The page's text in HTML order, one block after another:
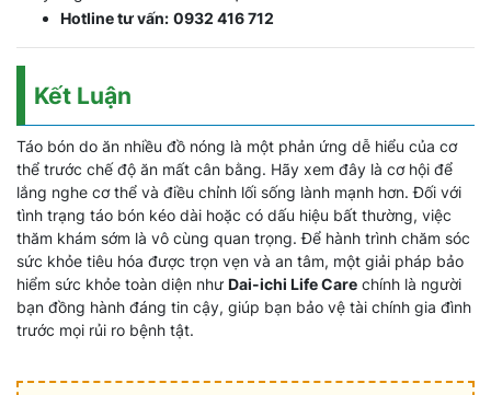
Hotline tư vấn: 0932 416 712
Kết Luận
Táo bón do ăn nhiều đồ nóng là một phản ứng dễ hiểu của cơ
thể trước chế độ ăn mất cân bằng. Hãy xem đây là cơ hội để
lắng nghe cơ thể và điều chỉnh lối sống lành mạnh hơn. Đối với
tình trạng táo bón kéo dài hoặc có dấu hiệu bất thường, việc
thăm khám sớm là vô cùng quan trọng. Để hành trình chăm sóc
sức khỏe tiêu hóa được trọn vẹn và an tâm, một giải pháp bảo
hiểm sức khỏe toàn diện như Dai-ichi Life Care chính là người
bạn đồng hành đáng tin cậy, giúp bạn bảo vệ tài chính gia đình
trước mọi rủi ro bệnh tật.